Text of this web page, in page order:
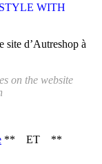
WITH
site d’Autreshop à
on the website
** ET **